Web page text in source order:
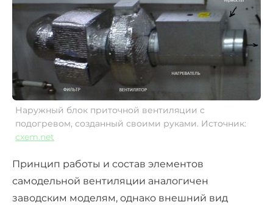
Наружный блок приточной вентиляции с
подогревом, созданный своими руками. Источник:
cxem.net
Принцип работы и состав элементов
самодельной вентиляции аналогичен
заводским моделям, однако внешний вид